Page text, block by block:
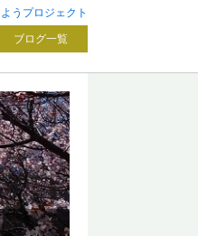
うプロジェクト
ブログ一覧